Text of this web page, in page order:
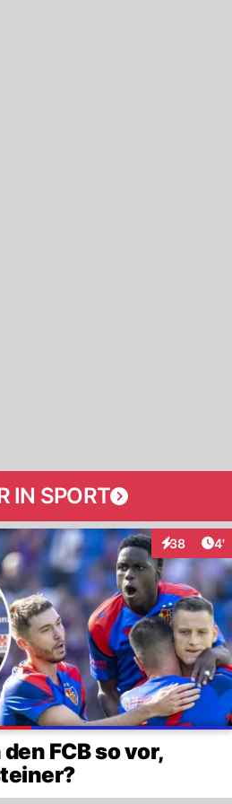
IN SPORT
38 4'
FCB so vor,